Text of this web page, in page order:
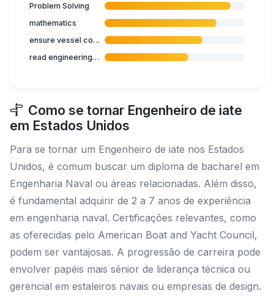
Problem Solving
mathematics
ensure vessel compliance with regulations
read engineering drawings
Como se tornar Engenheiro de iate
em Estados Unidos
Para se tornar um Engenheiro de iate nos Estados
Unidos, é comum buscar um diploma de bacharel em
Engenharia Naval ou áreas relacionadas. Além disso,
é fundamental adquirir de 2 a 7 anos de experiência
em engenharia naval. Certificações relevantes, como
as oferecidas pelo American Boat and Yacht Council,
podem ser vantajosas. A progressão de carreira pode
envolver papéis mais sênior de liderança técnica ou
gerencial em estaleiros navais ou empresas de design.